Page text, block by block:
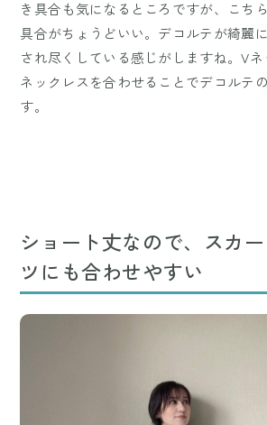
き具合も気になるところですが、こち
具合がちょうどいい。デコルテが綺麗
され尽くしている感じがしますね。V
ネックレスを合わせることでデコルテ
す。
ショート丈なので、スカ
ツにも合わせやすい